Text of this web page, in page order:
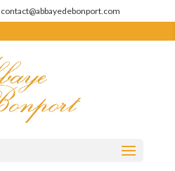
contact@abbayedebonport.com